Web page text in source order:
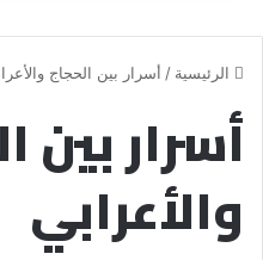
الرئيسية / أسرار بين الحجاج
أسرار بين
والأعرابي